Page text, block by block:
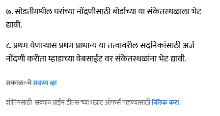
७. सोडतीमधील घरांच्या नोंदणीसाठी बोर्डाच्या या संकेतस्थळाला भेट
द्यावी.
८. प्रथम येणाऱ्यास प्रथम प्राधान्य या तत्वावरील सदनिकांसाठी अर्ज
नोंदणी करीता म्हाडाच्या वेबसाईट वर संकेतस्थळांना भेट द्यावी.
सकाळ+चेसदस्य व्हा
शॉपिंगसाठी 'सकाळ प्राईम डील्स'च्या भन्नाट ऑफर्स पाहण्यासाठीक्लिक करा.